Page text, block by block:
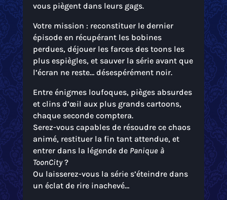
vous piègent dans leurs gags.
Votre mission : reconstituer le dernier
épisode en récupérant les bobines
perdues, déjouer les farces des toons les
plus espiègles, et sauver la série avant que
l’écran ne reste… désespérément noir.
Entre énigmes loufoques, pièges absurdes
et clins d’œil aux plus grands cartoons,
chaque seconde comptera.
Serez-vous capables de résoudre ce chaos
animé, restituer la fin tant attendue, et
entrer dans la légende de Panique à
ToonCity?
Ou laisserez-vous la série s’éteindre dans
un éclat de rire inachevé…